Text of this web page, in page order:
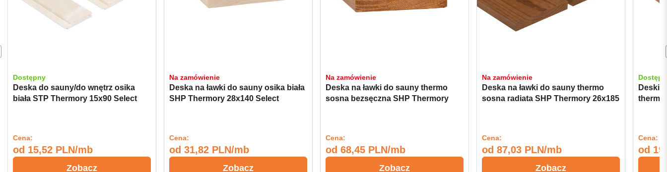
Dostępny
Deska do sauny/do wnętrz osika
biała STP Thermory 15x90 Select
Cena:
od 15,52 PLN/mb
Zobacz
Na zamówienie
Deska na ławki do sauny osika biała
SHP Thermory 28x140 Select
Cena:
od 31,82 PLN/mb
Zobacz
Na zamówienie
Deska na ławki do sauny thermo
sosna bezsęczna SHP Thermory
Cena:
od 68,45 PLN/mb
Zobacz
Na zamówienie
Deska na ławki do sauny thermo
sosna radiata SHP Thermory 26x185
Cena:
od 87,03 PLN/mb
Zobacz
Deski
thermo
Cena:
od